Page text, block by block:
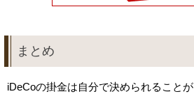
まとめ
iDeCoの掛金は自分で決められること